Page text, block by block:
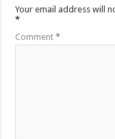
Your email address will
*
Comment*